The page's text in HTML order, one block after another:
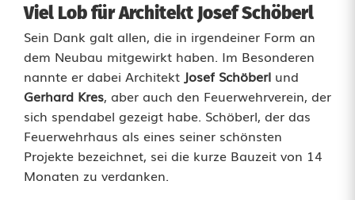
r
w
e
h
r
z
Viel Lob für Architekt Josef Schöberl
Sein Dank galt allen, die in irgendeiner Form an
dem Neubau mitgewirkt haben. Im Besonderen
nannte er dabei Architekt Josef Schöberl und
Gerhard Kres, aber auch den Feuerwehrverein, der
sich spendabel gezeigt habe. Schöberl, der das
Feuerwehrhaus als eines seiner schönsten
Projekte bezeichnet, sei die kurze Bauzeit von 14
Monaten zu verdanken.